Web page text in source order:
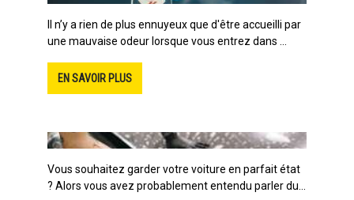
Il n’y a rien de plus ennuyeux que d'être accueilli par
une mauvaise odeur lorsque vous entrez dans ...
EN SAVOIR PLUS
Vous souhaitez garder votre voiture en parfait état
? Alors vous avez probablement entendu parler du...